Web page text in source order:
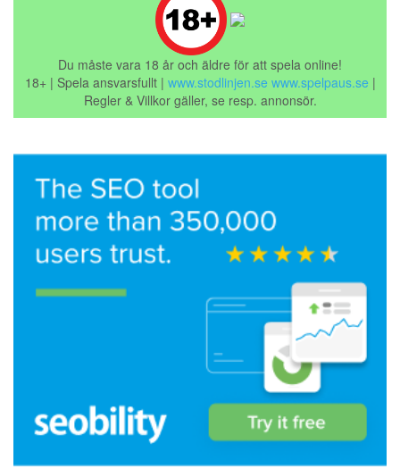
Du måste vara 18 år och äldre för att spela online!
18+ | Spela ansvarsfullt | www.stodlinjen.se www.spelpaus.se |
Regler & Villkor gäller, se resp. annonsör.